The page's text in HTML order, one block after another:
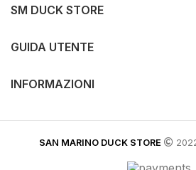
SM DUCK STORE
GUIDA UTENTE
INFORMAZIONI
SAN MARINO DUCK STORE